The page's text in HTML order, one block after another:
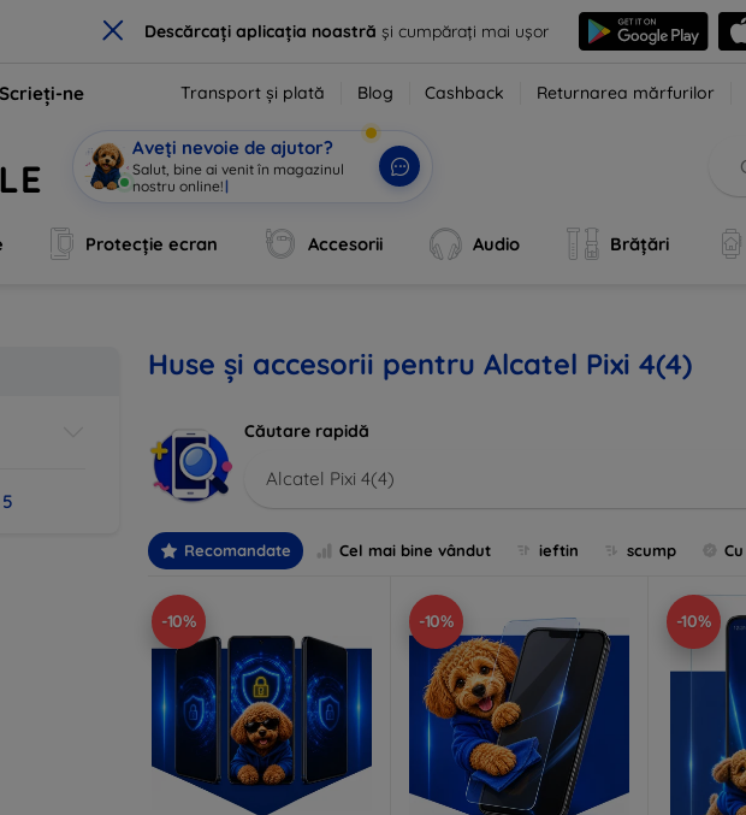
× Descărcați aplicația noastră și cumpărați mai ușor
Scrieți-ne Transport și plată Blog Cashback Returnarea mărfurilor
Aveți nevoie de ajutor?
Salut, bine ai venit în magazinul
nostru online!|
Protecție ecran Accesorii Audio Brățări
5
Huse și accesorii pentru Alcatel Pixi 4(4)
Căutare rapidă
Alcatel Pixi 4(4)
Recomandate Cel mai bine vândut ieftin scump
-10% -10% -10%